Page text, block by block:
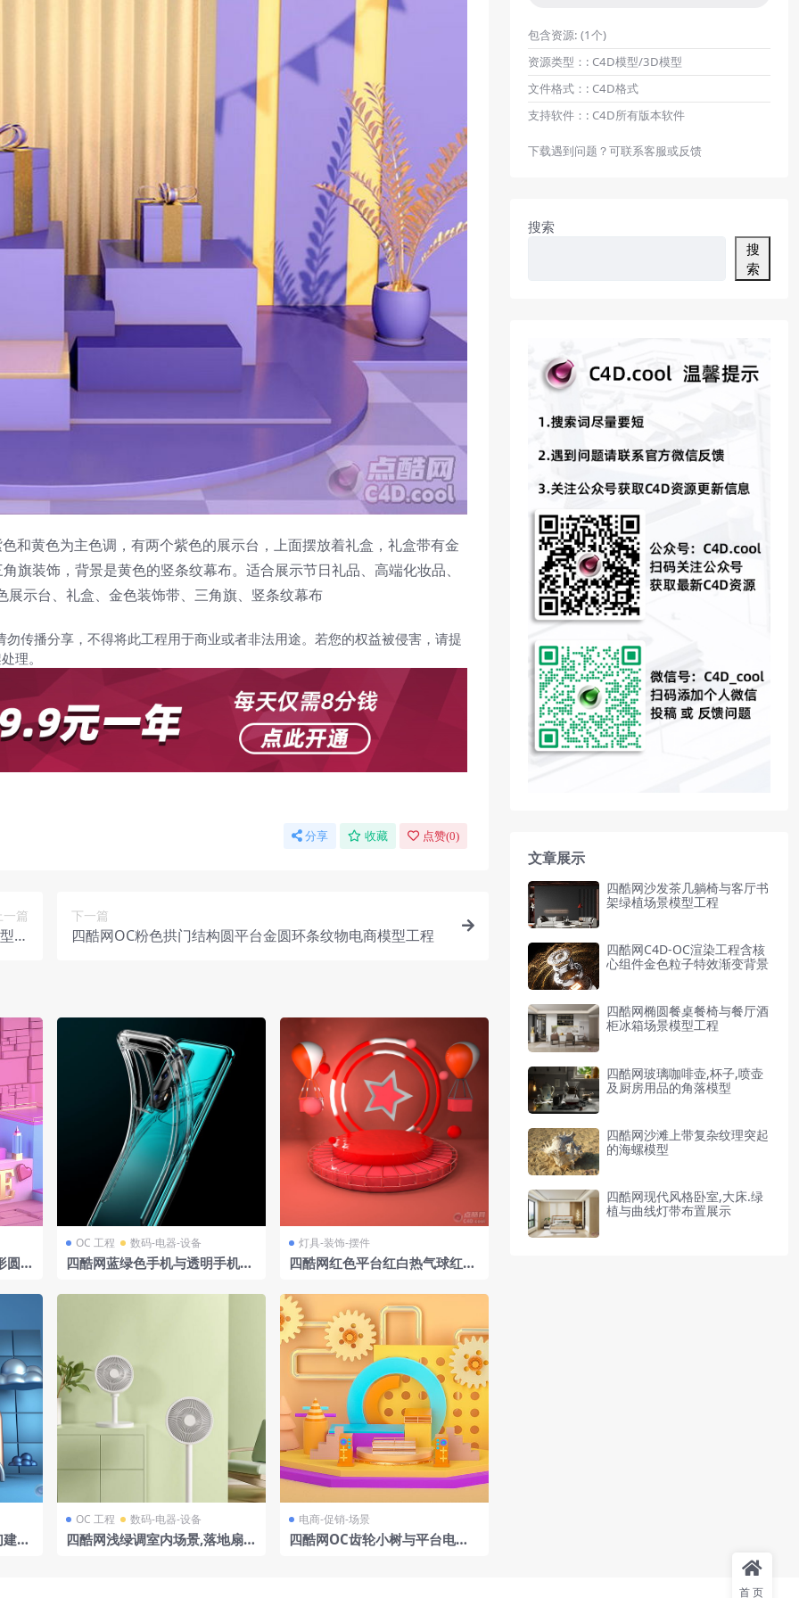
和黄色为主色调，有两个紫色的展示台，上面摆放着礼盒，礼盒带有金
旗装饰，背景是黄色的竖条纹幕布。适合展示节日礼品、高端化妆品、
示台、礼盒、金色装饰带、三角旗、竖条纹幕布
传播分享，不得将此工程用于商业或者非法用途。若您的权益被侵害，请提
理。
分享 收藏 点赞(0)
一篇
工
下一篇
四酷网OC粉色拱门结构圆平台金圆环条纹物电商模型工程
圆球
OC 工程 数码-电器-设备
四酷网蓝绿色手机与透明手机壳
灯具-装饰-摆件
四酷网红色平台红白热气球红色
筑
OC 工程 数码-电器-设备
四酷网浅绿调室内场景,落地扇与
电商-促销-场景
四酷网OC齿轮小树与平台电商
包含资源: (1个)
资源类型：: C4D模型/3D模型
文件格式：: C4D格式
支持软件：: C4D所有版本软件
下载遇到问题？可联系客服或反馈
搜索
搜
索
文章展示
四酷网沙发茶几躺椅与客厅书
架绿植场景模型工程
四酷网C4D-OC渲染工程含核
心组件金色粒子特效渐变背景
四酷网椭圆餐桌餐椅与餐厅酒
柜冰箱场景模型工程
四酷网玻璃咖啡壶,杯子,喷壶
及厨房用品的角落模型
四酷网沙滩上带复杂纹理突起
的海螺模型
四酷网现代风格卧室,大床.绿
植与曲线灯带布置展示
首页